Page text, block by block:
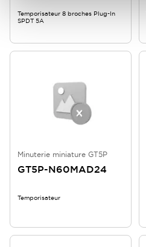
Temporisateur 8 broches Plug-In
SPDT 5A
Minuterie miniature GT5P
GT5P-N60MAD24
Temporisateur